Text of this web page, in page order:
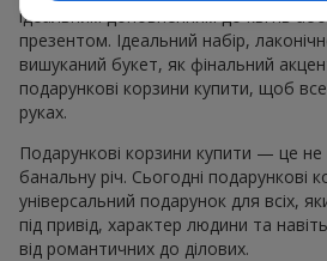
ідеальним доповненням до квітів або
презентом. Ідеальний набір,
вишуканий букет, як фінальний
подарункові корзини купити, щоб
руках.
Подарункові корзини купити — це
банальну річ. Сьогодні подарункові
універсальний подарунок для всіх,
під привід, характер людини та
від романтичних до ділових.